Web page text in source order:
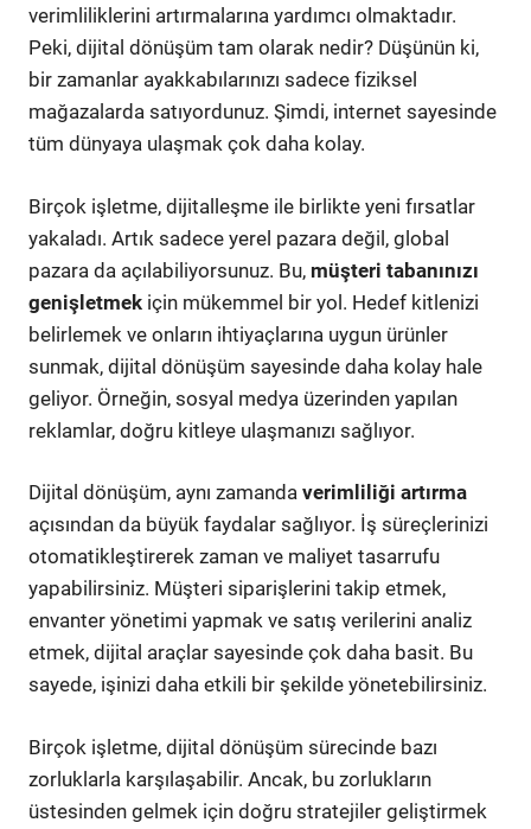
verimliliklerini artırmalarına yardımcı olmaktadır.
Peki, dijital dönüşüm tam olarak nedir? Düşünün ki,
bir zamanlar ayakkabılarınızı sadece fiziksel
mağazalarda satıyordunuz. Şimdi, internet sayesinde
tüm dünyaya ulaşmak çok daha kolay.
Birçok işletme, dijitalleşme ile birlikte yeni fırsatlar
yakaladı. Artık sadece yerel pazara değil, global
pazara da açılabiliyorsunuz. Bu, müşteri tabanınızı
genişletmek için mükemmel bir yol. Hedef kitlenizi
belirlemek ve onların ihtiyaçlarına uygun ürünler
sunmak, dijital dönüşüm sayesinde daha kolay hale
geliyor. Örneğin, sosyal medya üzerinden yapılan
reklamlar, doğru kitleye ulaşmanızı sağlıyor.
Dijital dönüşüm, aynı zamanda verimliliği artırma
açısından da büyük faydalar sağlıyor. İş süreçlerinizi
otomatikleştirerek zaman ve maliyet tasarrufu
yapabilirsiniz. Müşteri siparişlerini takip etmek,
envanter yönetimi yapmak ve satış verilerini analiz
etmek, dijital araçlar sayesinde çok daha basit. Bu
sayede, işinizi daha etkili bir şekilde yönetebilirsiniz.
Birçok işletme, dijital dönüşüm sürecinde bazı
zorluklarla karşılaşabilir. Ancak, bu zorlukların
üstesinden gelmek için doğru stratejiler geliştirmek